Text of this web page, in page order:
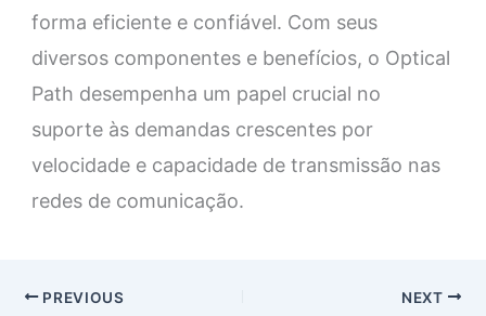
forma eficiente e confiável. Com seus
diversos componentes e benefícios, o Optical
Path desempenha um papel crucial no
suporte às demandas crescentes por
velocidade e capacidade de transmissão nas
redes de comunicação.
PREVIOUS NEXT